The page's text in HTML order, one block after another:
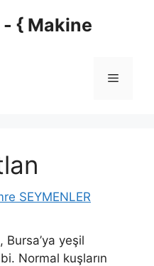
- { Makine
Menü
SEYMENLER
Bursa’ya yeşil
Normal kuşların